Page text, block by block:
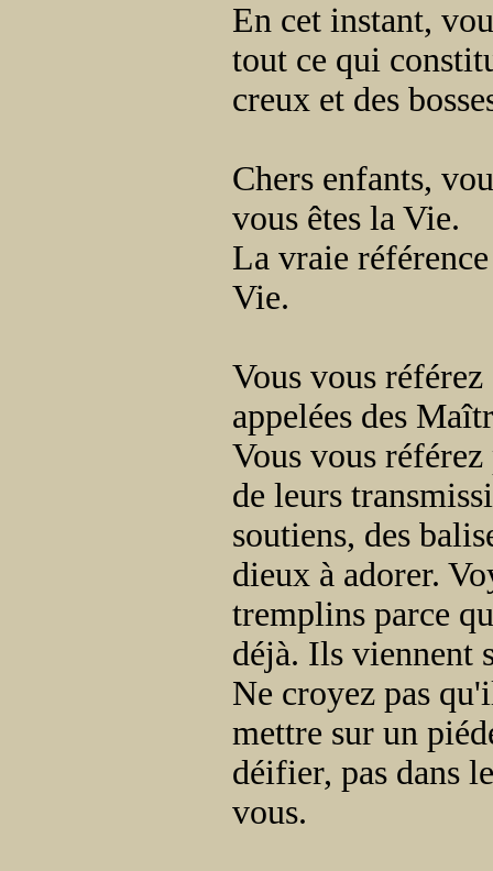
En cet instant,
tout ce qui
creux et des
Chers enfants,
vous êtes la Vie.
La vraie
Vie.
Vous vous référez
appelées des
Vous vous
de leurs
soutiens, des
dieux à adorer.
tremplins parce
déjà. Ils viennent
Ne croyez pas
mettre sur un
déifier, pas dans
vous.